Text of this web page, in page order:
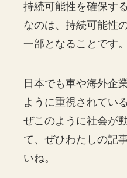
持続可能性を確保す
なのは、持続可能性
一部となることです。
日本でも車や海外企
ように重視されてい
ぜこのように社会が
て、ぜひわたしの記
いね。